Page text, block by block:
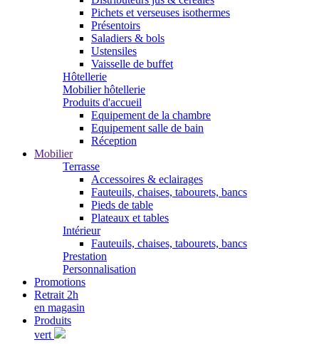
Pichets et verseuses isothermes
Présentoirs
Saladiers & bols
Ustensiles
Vaisselle de buffet
Hôtellerie
Mobilier hôtellerie
Produits d'accueil
Equipement de la chambre
Equipement salle de bain
Réception
Mobilier
Terrasse
Accessoires & eclairages
Fauteuils, chaises, tabourets, bancs
Pieds de table
Plateaux et tables
Intérieur
Fauteuils, chaises, tabourets, bancs
Prestation
Personnalisation
Promotions
Retrait 2h
en magasin
Produits
vert